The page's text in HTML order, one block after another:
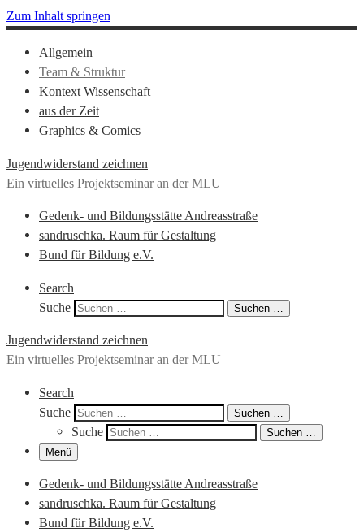
Zum Inhalt springen
Allgemein
Team & Struktur
Kontext Wissenschaft
aus der Zeit
Graphics & Comics
Jugendwiderstand zeichnen
Ein virtuelles Projektseminar an der MLU
Gedenk- und Bildungsstätte Andreasstraße
sandruschka. Raum für Gestaltung
Bund für Bildung e.V.
Search
Suche
Suchen …
Jugendwiderstand zeichnen
Ein virtuelles Projektseminar an der MLU
Search
Suche
Suchen …
Suche
Suchen …
Menü
Gedenk- und Bildungsstätte Andreasstraße
sandruschka. Raum für Gestaltung
Bund für Bildung e.V.